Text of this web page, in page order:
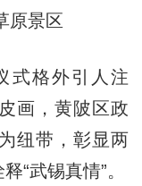
原景区
格外引人注
画，黄陂区政
纽带，彰显两
“武锡真情”。